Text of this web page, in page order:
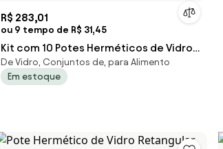
R$ 283,01
ou 9 tempo de R$ 31,45
Kit com 10 Potes Herméticos de Vidro
Tampa Click 640 ml
De Vidro, Conjuntos de, para Alimento
Em estoque